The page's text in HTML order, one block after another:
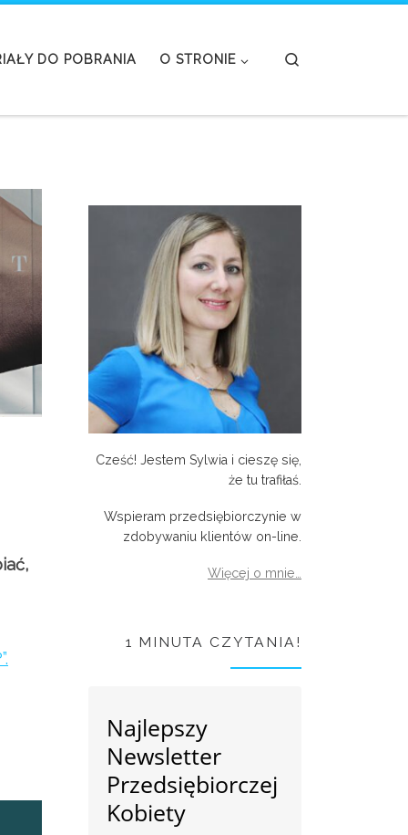
DO POBRANIA O STRONIE
Cześć! Jestem Sylwia i cieszę się,
że tu trafiłaś.
Wspieram przedsiębiorczynie w
zdobywaniu klientów on-line.
Więcej o mnie…
1 MINUTA CZYTANIA!
Najlepszy
Newsletter
Przedsiębiorczej
Kobiety